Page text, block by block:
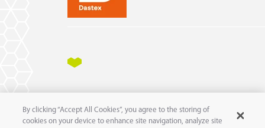
Impressum Datenschutz AEB
© 2025 pure 11GmbH
By clicking “Accept All Cookies”, you agree to the storing of
cookies on your device to enhance site navigation, analyze site